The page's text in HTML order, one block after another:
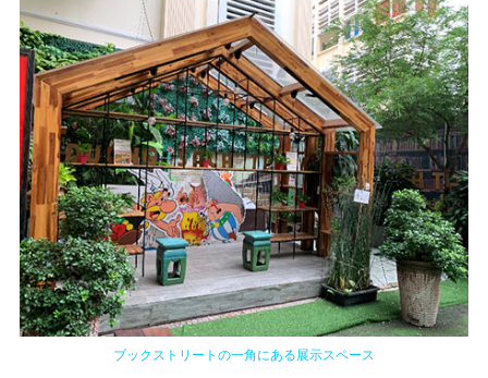
ブックストリートの一角にある展示スペース